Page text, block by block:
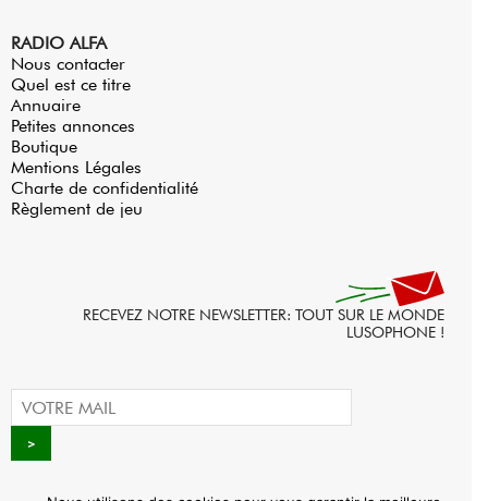
RADIO ALFA
Nous contacter
Quel est ce titre
Annuaire
Petites annonces
Boutique
Mentions Légales
Charte de confidentialité
Règlement de jeu
RECEVEZ NOTRE NEWSLETTER: TOUT SUR LE MONDE
LUSOPHONE !